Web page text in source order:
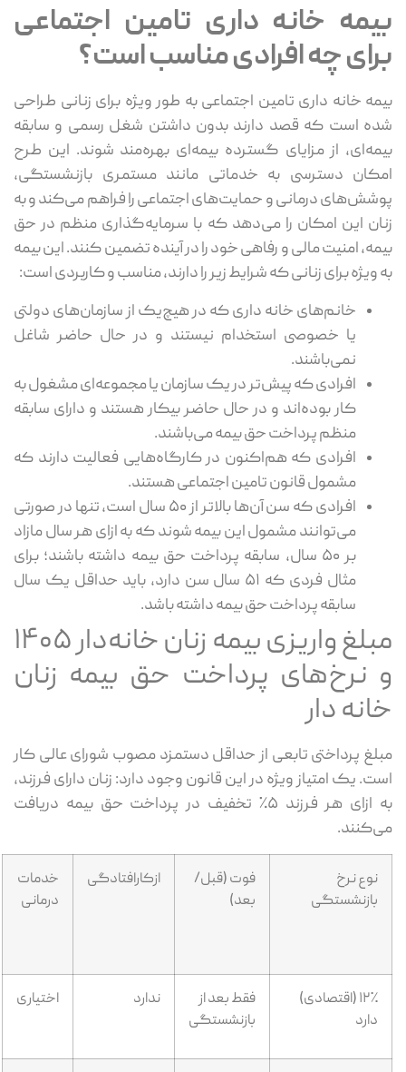
بیمه خانه داری تامین اجتماعی
برای چه افرادی مناسب است؟
بیمه خانه‌ داری تامین اجتماعی به‌ طور ویژه برای زنانی طراحی
شده است که قصد دارند بدون داشتن شغل رسمی و سابقه
بیمه‌ای، از مزایای گسترده بیمه‌ای بهره‌مند شوند. این طرح
امکان دسترسی به خدماتی مانند مستمری بازنشستگی،
پوشش‌های درمانی و حمایت‌های اجتماعی را فراهم می‌کند و به
زنان این امکان را می‌دهد که با سرمایه‌گذاری منظم در حق
بیمه، امنیت مالی و رفاهی خود را در آینده تضمین کنند. این بیمه
به‌ ویژه برای زنانی که شرایط زیر را دارند، مناسب و کاربردی است:
خانم‌های خانه داری که در هیچ‌یک از سازمان‌های دولتی
یا خصوصی استخدام نیستند و در حال حاضر شاغل
نمی‌باشند.
افرادی که پیش‌تر در یک سازمان یا مجموعه‌ای مشغول به
کار بوده‌اند و در حال حاضر بیکار هستند و دارای سابقه
منظم پرداخت حق بیمه می‌باشند.
افرادی که هم‌اکنون در کارگاه‌هایی فعالیت دارند که
مشمول قانون تامین اجتماعی هستند.
افرادی که سن آن‌ها بالاتر از ۵۰ سال است، تنها در صورتی
می‌توانند مشمول این بیمه شوند که به ازای هر سال مازاد
بر ۵۰ سال، سابقه پرداخت حق بیمه داشته باشند؛ برای
مثال فردی که ۵۱ سال سن دارد، باید حداقل یک سال
سابقه پرداخت حق بیمه داشته باشد.
مبلغ واریزی بیمه زنان خانه‌دار ۱۴۰۵
و نرخ‌های پرداخت حق بیمه زنان
خانه دار
مبلغ پرداختی تابعی از حداقل دستمزد مصوب شورای عالی کار
است. یک امتیاز ویژه در این قانون وجود دارد: زنان دارای فرزند،
به ازای هر فرزند ۵٪ تخفیف در پرداخت حق بیمه دریافت
می‌کنند.
نوع نرخ
بازنشستگی
فوت (قبل/
بعد)
ازکارافتادگی
خدمات
درمانی
۱۲٪ (اقتصادی)
دارد
فقط بعد از
بازنشستگی
ندارد اختیاری